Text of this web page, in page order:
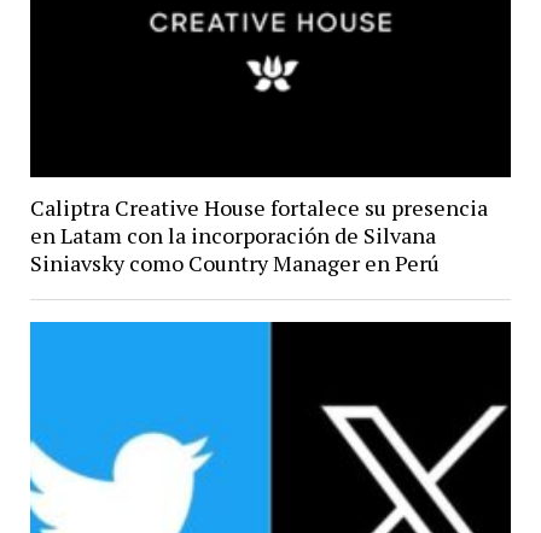
Caliptra Creative House fortalece su presencia
en Latam con la incorporación de Silvana
Siniavsky como Country Manager en Perú